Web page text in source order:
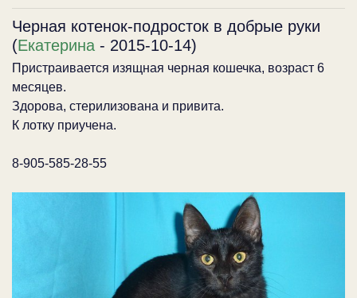
Черная котенок-подросток в добрые руки
(Екатерина - 2015-10-14)
Пристраивается изящная черная кошечка, возраст 6
месяцев.
Здорова, стерилизована и привита.
К лотку приучена.
8-905-585-28-55